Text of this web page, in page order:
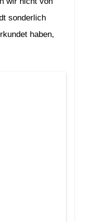
sonderlich
haben,